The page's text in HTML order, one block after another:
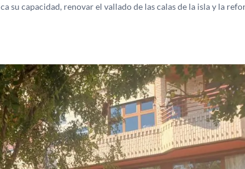
su capacidad, renovar el vallado de las calas de la isla y la